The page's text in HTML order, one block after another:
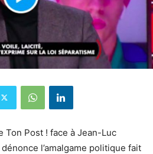
Ton Post ! face à Jean-Luc
l’amalgame politique fait